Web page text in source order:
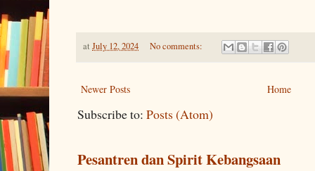
at July 12, 2024 No comments:
Newer Posts Home
Subscribe to: Posts (Atom)
Pesantren dan Spirit Kebangsaan